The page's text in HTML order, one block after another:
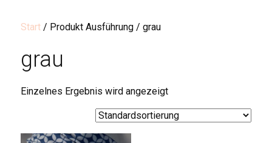
Start / Produkt Ausführung / grau
grau
Einzelnes Ergebnis wird angezeigt